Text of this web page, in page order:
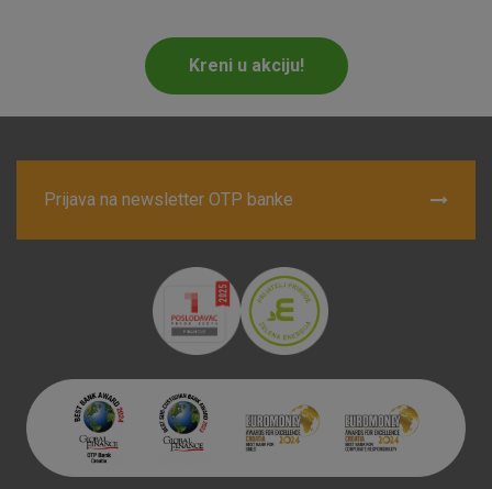
Kreni u akciju!
Prijava na newsletter OTP banke
Analitički kolačići
Marketinški kolačići
Nužni (tehnički) kolačići - uvijek aktivni
ne mogu se isključiti u našim sustavima. Uobičajeno se
postavljaju kao odgovor na vaše radnje koje uključuju zahtjev
za uslugama, kao što su postavke kolačića. Svoj preglednik
možete postaviti da blokira te kolačiće ili pošalje upozorenje
kolačići ne pohranjuju nikakve informacije koje bi vas mogle
identificirati.
Detaljnije informacije o kolačićima